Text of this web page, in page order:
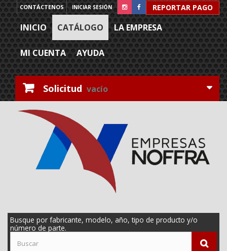
REPORTAR PAGO
INICIAR SESIÓN
CONTÁCTENOS
INICIO CATÁLOGO LA EMPRESA
MI CUENTA AYUDA
Solicitud vacío
Busque por fabricante, modelo, año, tipo de producto y/o
número de parte.